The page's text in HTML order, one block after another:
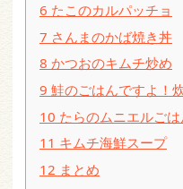
6 たこのカルパッチョ
7 さんまのかば焼き丼
8 かつおのキムチ炒め
9 鮭のごはんですよ！
10 たらのムニエルご
11 キムチ海鮮スープ
12 まとめ